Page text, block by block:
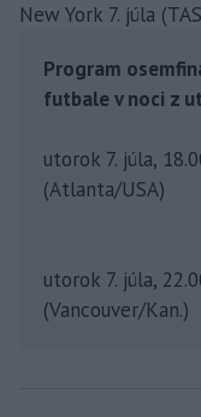
New York 7. júla
Program
futbale v noci z
utorok 7. júla,
(Atlanta/USA)
utorok 7. júla,
(Vancouver/Kan.)